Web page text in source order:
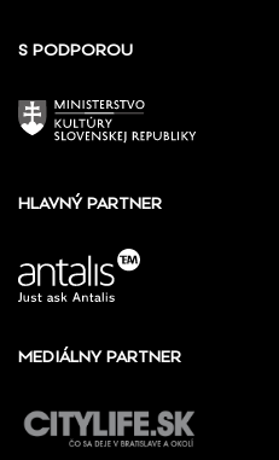
S PODPOROU
HLAVNÝ PARTNER
MEDIÁLNY PARTNER